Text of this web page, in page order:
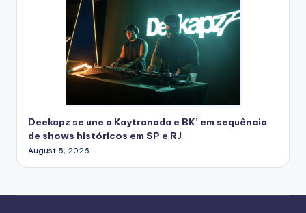
Deekapz se une a Kaytranada e BK’ em sequência
de shows históricos em SP e RJ
August 5, 2026